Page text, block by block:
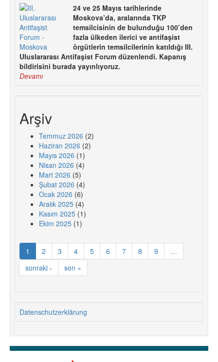
24 ve 25 Mayıs tarihlerinde
Moskova’da, aralarında TKP
temsilcisinin de bulunduğu 100’den
fazla ülkeden ilerici ve antifaşist
örgütlerin temsilcilerinin katıldığı III.
Uluslararası Antifaşist Forum düzenlendi. Kapanış
bildirisini burada yayınlıyoruz.
Devamı
Arşiv
Temmuz 2026 (2)
Haziran 2026 (2)
Mayıs 2026 (1)
Nisan 2026 (4)
Mart 2026 (5)
Şubat 2026 (4)
Ocak 2026 (6)
Aralık 2025 (4)
Kasım 2025 (1)
Ekim 2025 (1)
1 2 3 4 5 6 7 8 9
…
sonraki ›
son »
Datenschutzerklärung